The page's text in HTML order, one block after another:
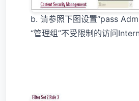
b. 请参照下图设置“pass
“管理组”不受限制的访问